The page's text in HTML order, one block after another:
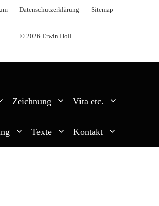
Datenschutzerklärung Sitemap
© 2026 Erwin Holl
Zeichnung Vita etc.
Texte Kontakt